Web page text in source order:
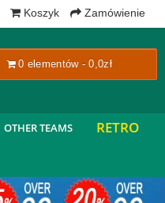
Koszyk Zamówienie
0 elementów - 0,0zł
x
OTHER TEAMS RETRO